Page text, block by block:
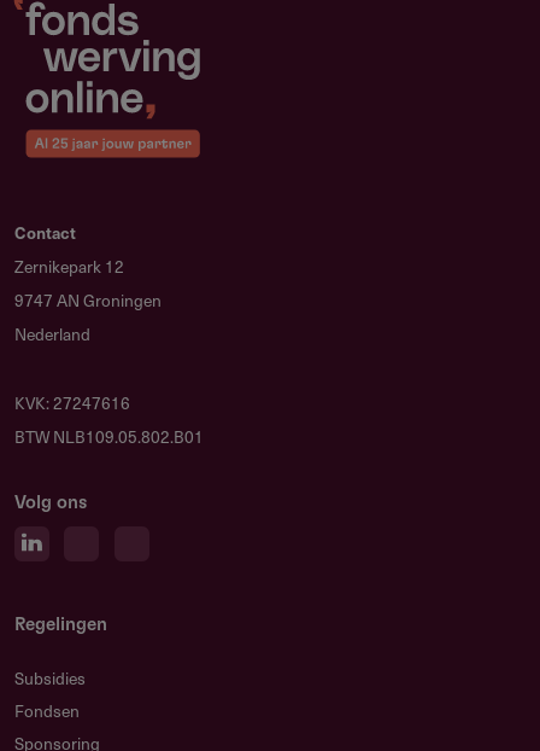
Contact
Zernikepark 12
9747 AN Groningen
Nederland
KVK: 27247616
BTW NLB109.05.802.B01
Volg ons
Regelingen
Subsidies
Fondsen
Sponsoring